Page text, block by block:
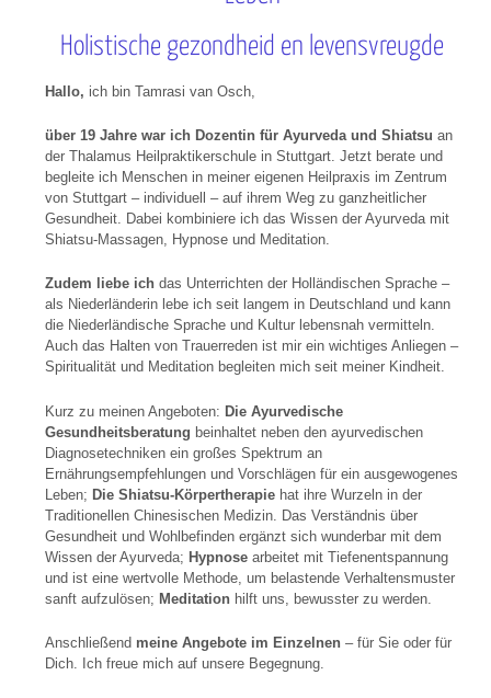
Holistische gezondheid en levensvreugde
Hallo, ich bin Tamrasi van Osch,
über 19 Jahre war ich Dozentin für Ayurveda und Shiatsu an
der Thalamus Heilpraktikerschule in Stuttgart. Jetzt berate und
begleite ich Menschen in meiner eigenen Heilpraxis im Zentrum
von Stuttgart – individuell – auf ihrem Weg zu ganzheitlicher
Gesundheit. Dabei kombiniere ich das Wissen der Ayurveda mit
Shiatsu-Massagen, Hypnose und Meditation.
Zudem liebe ich das Unterrichten der Holländischen Sprache –
als Niederländerin lebe ich seit langem in Deutschland und kann
die Niederländische Sprache und Kultur lebensnah vermitteln.
Auch das Halten von Trauerreden ist mir ein wichtiges Anliegen –
Spiritualität und Meditation begleiten mich seit meiner Kindheit.
Kurz zu meinen Angeboten: Die Ayurvedische
Gesundheitsberatung beinhaltet neben den ayurvedischen
Diagnosetechniken ein großes Spektrum an
Ernährungsempfehlungen und Vorschlägen für ein ausgewogenes
Leben; Die Shiatsu-Körpertherapie hat ihre Wurzeln in der
Traditionellen Chinesischen Medizin. Das Verständnis über
Gesundheit und Wohlbefinden ergänzt sich wunderbar mit dem
Wissen der Ayurveda; Hypnosearbeitet mit Tiefenentspannung
und ist eine wertvolle Methode, um belastende Verhaltensmuster
sanft aufzulösen; Meditation hilft uns, bewusster zu werden.
Anschließend meine Angebote im Einzelnen – für Sie oder für
Dich. Ich freue mich auf unsere Begegnung.